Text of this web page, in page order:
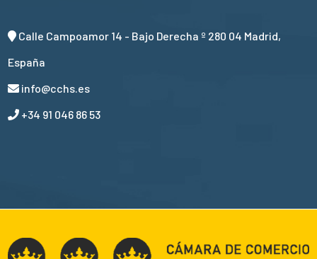
Calle Campoamor 14 - Bajo Derecha º 280 04 Madrid,
España
info@cchs.es
+34 91 046 86 53